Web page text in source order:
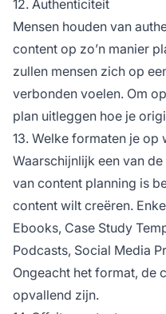
12. Authenticiteit
Mensen houden van
content op zo’n manier
zullen mensen zich op
verbonden voelen. Om
plan uitleggen hoe je
13. Welke formaten je op
Waarschijnlijk een van
van content planning is
content wilt creëren.
Ebooks, Case Study
Podcasts, Social Media
Ongeacht het format, de
opvallend zijn.